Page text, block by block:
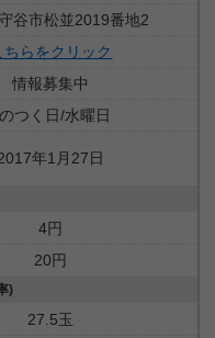
谷市松並2019番地2
ちらをクリック
情報募集中
つく日/水曜日
年1月27日
4円
20円
)
27.5玉